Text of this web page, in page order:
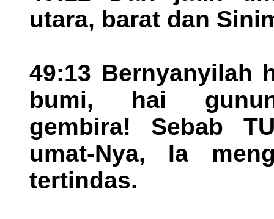
utara, barat dan
49:13 Bernyanyilah
bumi, hai
gembira! Sebab
umat-Nya, Ia
tertindas.